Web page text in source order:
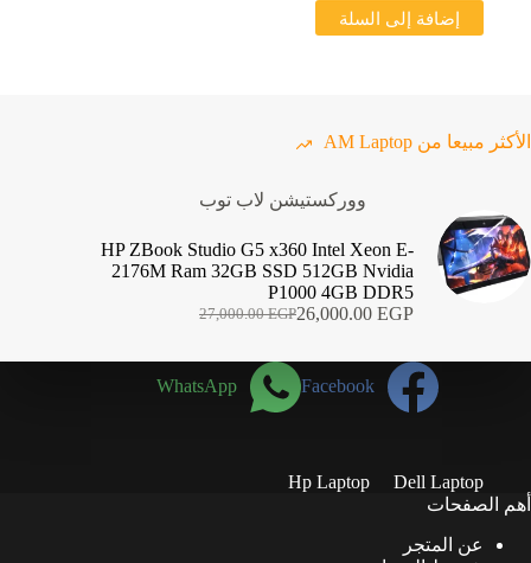
إضافة إلى السلة
الأكثر مبيعا من AM Laptop
ووركستيشن لاب توب
HP ZBook Studio G5 x360 Intel Xeon E-
2176M Ram 32GB SSD 512GB Nvidia
P1000 4GB DDR5
27,000.00EGP
السعر
هو:
27,000.00 EGP.
26,000.00 EGP
السعر
هو:
26,000.00 EGP.Facebook
WhatsApp
Dell Laptop
Hp Laptop
أهم الصفحات
عن المتجر